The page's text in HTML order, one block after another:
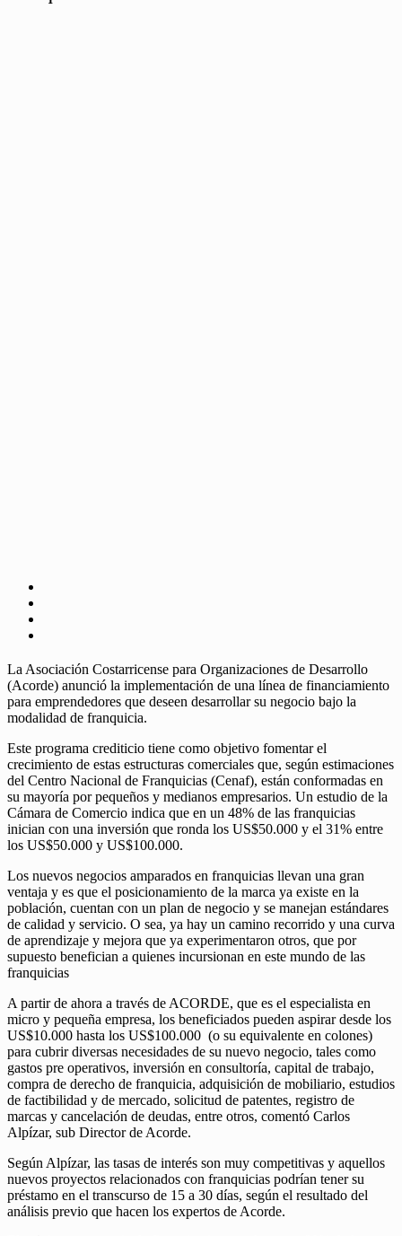
La Asociación Costarricense para Organizaciones de Desarrollo
(Acorde) anunció la implementación de una línea de financiamiento
para emprendedores que deseen desarrollar su negocio bajo la
modalidad de franquicia.
Este programa crediticio tiene como objetivo fomentar el
crecimiento de estas estructuras comerciales que, según estimaciones
del Centro Nacional de Franquicias (Cenaf), están conformadas en
su mayoría por pequeños y medianos empresarios. Un estudio de la
Cámara de Comercio indica que en un 48% de las franquicias
inician con una inversión que ronda los US$50.000 y el 31% entre
los US$50.000 y US$100.000.
Los nuevos negocios amparados en franquicias llevan una gran
ventaja y es que el posicionamiento de la marca ya existe en la
población, cuentan con un plan de negocio y se manejan estándares
de calidad y servicio. O sea, ya hay un camino recorrido y una curva
de aprendizaje y mejora que ya experimentaron otros, que por
supuesto benefician a quienes incursionan en este mundo de las
franquicias
A partir de ahora a través de ACORDE, que es el especialista en
micro y pequeña empresa, los beneficiados pueden aspirar desde los
US$10.000 hasta los US$100.000 (o su equivalente en colones)
para cubrir diversas necesidades de su nuevo negocio, tales como
gastos pre operativos, inversión en consultoría, capital de trabajo,
compra de derecho de franquicia, adquisición de mobiliario, estudios
de factibilidad y de mercado, solicitud de patentes, registro de
marcas y cancelación de deudas, entre otros, comentó Carlos
Alpízar, sub Director de Acorde.
Según Alpízar, las tasas de interés son muy competitivas y aquellos
nuevos proyectos relacionados con franquicias podrían tener su
préstamo en el transcurso de 15 a 30 días, según el resultado del
análisis previo que hacen los expertos de Acorde.